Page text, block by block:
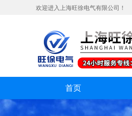
欢迎进入上海旺徐电气有限公司！
首页